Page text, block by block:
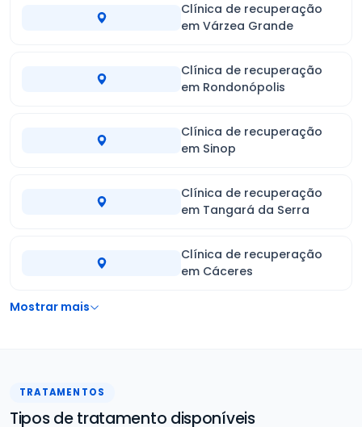
Clínica de recuperação
em Várzea Grande
Clínica de recuperação
em Rondonópolis
Clínica de recuperação
em Sinop
Clínica de recuperação
em Tangará da Serra
Clínica de recuperação
em Cáceres
Mostrar mais
TRATAMENTOS
Tipos de tratamento disponíveis